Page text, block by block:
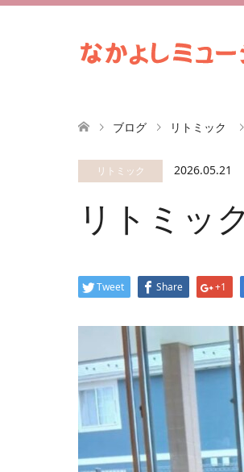
ブログ リトミック
リトミック 2026.05.21
リトミッ
Tweet Share +1